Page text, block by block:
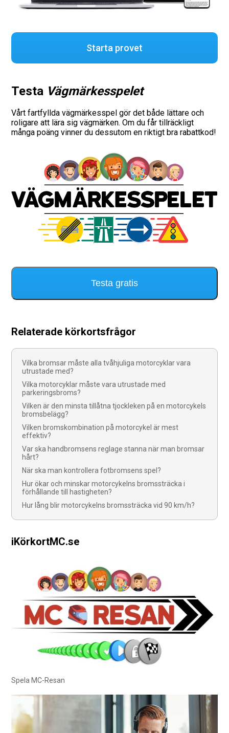
Starta provet
Testa Vägmärkesspelet
Vårt fartfyllda vägmärkesspel gör det både lättare och
roligare att lära sig vägmärken. Om du får tillräckligt
många poäng vinner du dessutom en riktigt bra rabattkod!
Testa gratis
Relaterade körkortsfrågor
Vilka bromsar måste alla tvåhjuliga motorcyklar vara
utrustade med?
Vilka motorcyklar måste vara utrustade med
parkeringsbroms?
Vilken är den minsta tillåtna tjockleken på en motorcykels
bromsbelägg?
Vilken bromskombination på motorcykel är mest
effektiv?
Var ska handbromsens reglage stanna när man bromsar
hårt?
När ska man kontrollera fotbromsens spel?
Hur ökar och minskar motorcykelns bromssträcka i
förhållande till hastigheten?
Hur lång blir motorcykelns bromssträcka vid 90 km/h?
iKörkortMC.se
Spela MC-Resan